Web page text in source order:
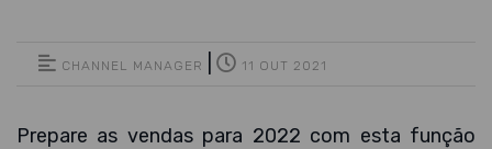
CHANNEL MANAGER 11 OUT 2021
Prepare as vendas para 2022 com esta função